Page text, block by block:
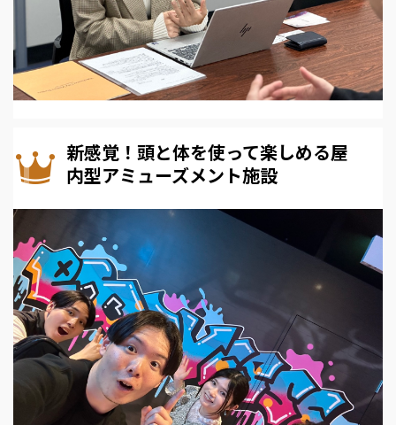
新感覚！頭と体を使って楽しめる屋
内型アミューズメント施設